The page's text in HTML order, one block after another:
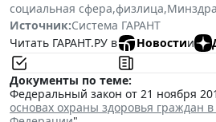
социальная сфера,физлица,
Источник:Система ГАРАНТ
Читать ГАРАНТ.РУ в
Новостии
Документы по теме:
Федеральный закон от 21 ноября
основах охраны здоровья граждан в